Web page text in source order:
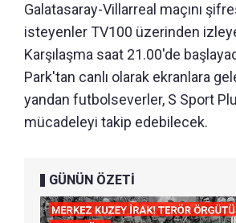
Galatasaray-Villarreal maçını
isteyenler TV100 üzerinden
Karşılaşma saat 21.00'de
Park'tan canlı olarak ekranlara
yandan futbolseverler, S Sport
mücadeleyi takip edebilecek.
GÜNÜN ÖZETİ